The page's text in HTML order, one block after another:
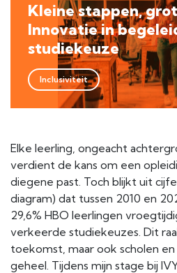
Kleine stappen,
Innovatie in
studiekeuze
Inclusiviteit
Elke leerling, ongeacht
verdient de kans om een
diegene past. Toch blijkt uit
diagram) dat tussen 2010 en
29,6% HBO leerlingen
verkeerde studiekeuzes. Dit
toekomst, maar ook scholen en
geheel. Tijdens mijn stage bij